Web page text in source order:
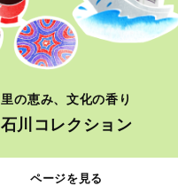
里の恵み、文化の香り
石川コレクション
ページを見る